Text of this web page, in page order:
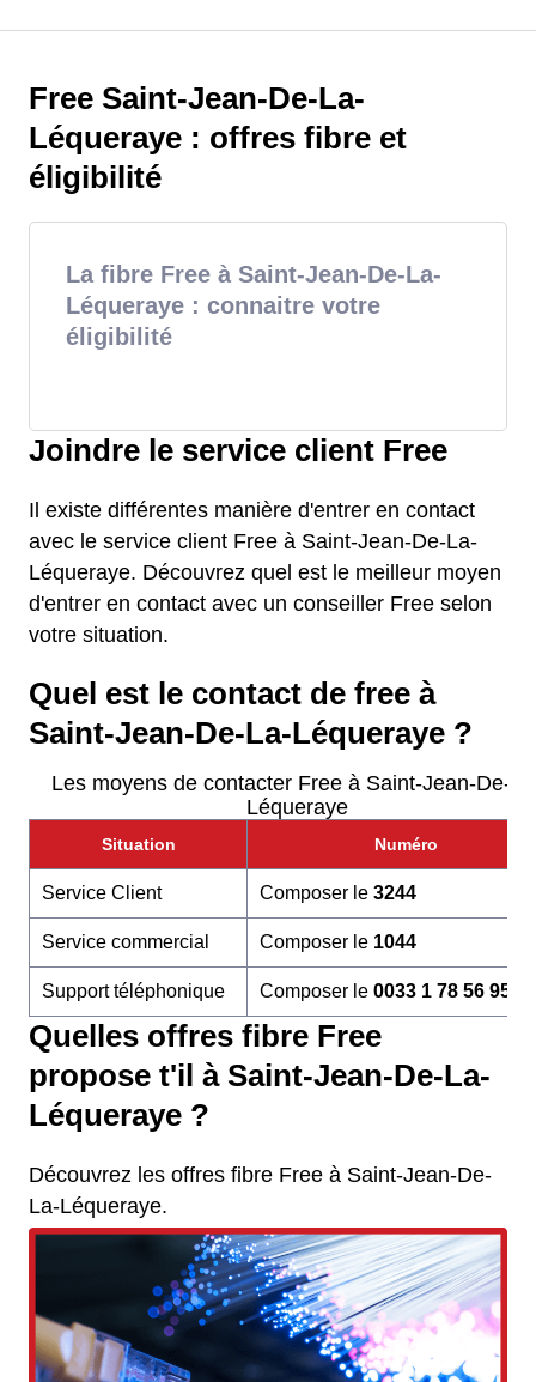
Free Saint-Jean-De-La-
Léqueraye : offres fibre et
éligibilité
La fibre Free à Saint-Jean-De-La-
Léqueraye : connaitre votre
éligibilité
Joindre le service client Free
Il existe différentes manière d'entrer en contact
avec le service client Free à Saint-Jean-De-La-
Léqueraye. Découvrez quel est le meilleur moyen
d'entrer en contact avec un conseiller Free selon
votre situation.
Quel est le contact de free à
Saint-Jean-De-La-Léqueraye ?
Les moyens de contacter Free à Saint-Jean-De-
Léqueraye
Situation Numéro
Service Client Composer le 3244
Service commercial Composer le 1044
Support téléphonique Composer le 0033 1 78 56 95 60
Quelles offres fibre Free
propose t'il à Saint-Jean-De-La-
Léqueraye ?
Découvrez les offres fibre Free à Saint-Jean-De-
La-Léqueraye.